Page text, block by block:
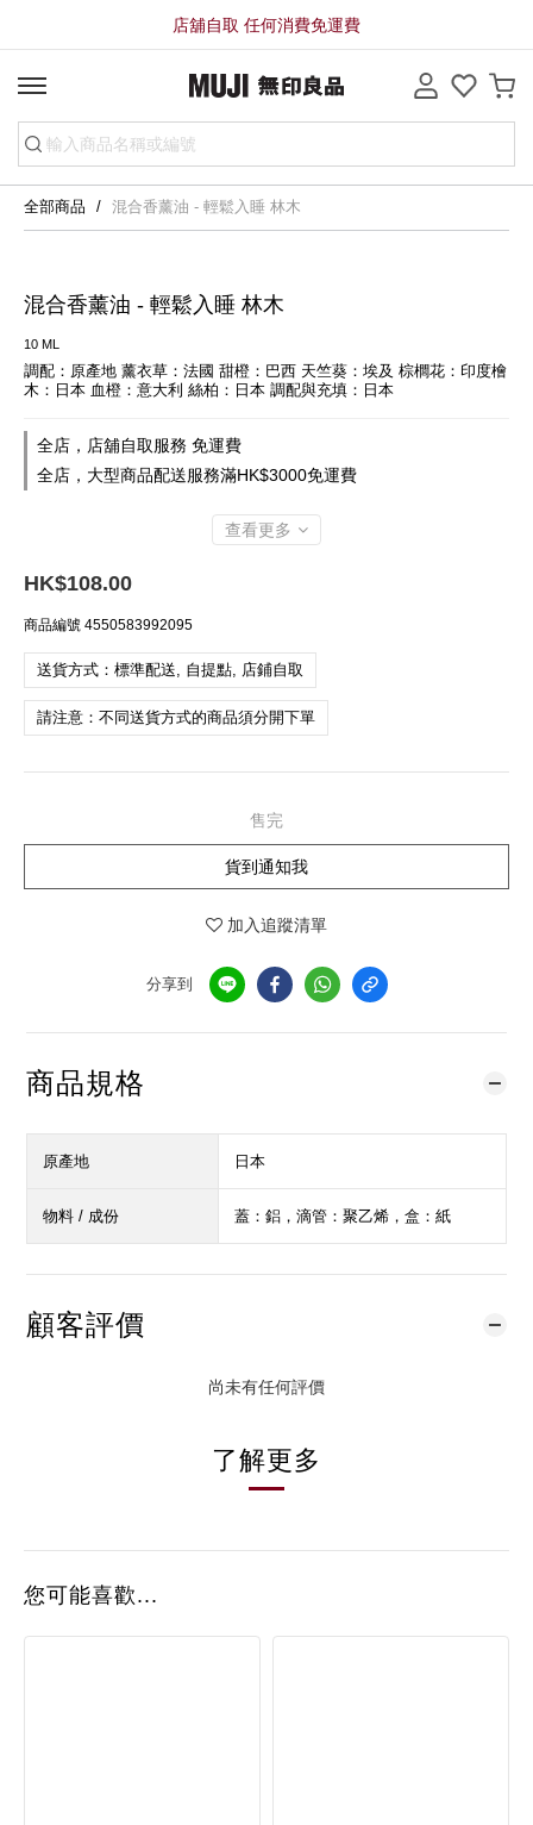
店舖自取 任何消費免運費
全部商品 混合香薰油 - 輕鬆入睡 林木
混合香薰油 - 輕鬆入睡 林木
10 ML
調配：原產地 薰衣草：法國 甜橙：巴西 天竺葵：埃及 棕櫚花：印度檜
木：日本 血橙：意大利 絲柏：日本 調配與充填：日本
全店，店舖自取服務 免運費
全店，大型商品配送服務滿HK$3000免運費
查看更多
HK$108.00
商品編號 4550583992095
送貨方式：標準配送, 自提點, 店鋪自取
請注意：不同送貨方式的商品須分開下單
售完
貨到通知我
加入追蹤清單
分享到
商品規格
原產地 日本
物料 / 成份 蓋：鋁，滴管：聚乙烯，盒：紙
顧客評價
尚未有任何評價
了解更多
您可能喜歡...